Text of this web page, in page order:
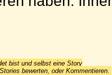
bist und selbst eine Story
bewerten, oder Kommentieren.